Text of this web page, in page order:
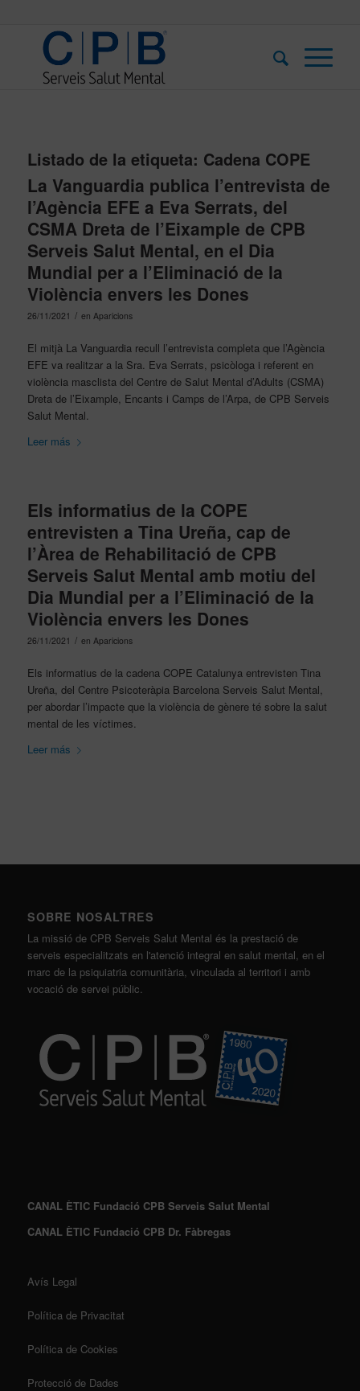
Listado de la etiqueta: Cadena COPE
La Vanguardia publica l’entrevista de
l’Agència EFE a Eva Serrats, del
CSMA Dreta de l’Eixample de CPB
Serveis Salut Mental, en el Dia
Mundial per a l’Eliminació de la
Violència envers les Dones
26/11/2021 / en Aparicions
El mitjà La Vanguardia recull l’entrevista completa que l’Agència
EFE va realitzar a la Sra. Eva Serrats, psicòloga i referent en
violència masclista del Centre de Salut Mental d’Adults (CSMA)
Dreta de l’Eixample, Encants i Camps de l’Arpa, de CPB Serveis
Salut Mental.
Leer más
Els informatius de la COPE
entrevisten a Tina Ureña, cap de
l’Àrea de Rehabilitació de CPB
Serveis Salut Mental amb motiu del
Dia Mundial per a l’Eliminació de la
Violència envers les Dones
26/11/2021 / en Aparicions
Els informatius de la cadena COPE Catalunya entrevisten Tina
Ureña, del Centre Psicoteràpia Barcelona Serveis Salut Mental,
per abordar l’impacte que la violència de gènere té sobre la salut
mental de les víctimes.
Leer más
SOBRE NOSALTRES
La missió de CPB Serveis Salut Mental és la prestació de
serveis especialitzats en l'atenció integral en salut mental, en el
marc de la psiquiatria comunitària, vinculada al territori i amb
vocació de servei públic.
CANAL ÈTIC Fundació CPB Serveis Salut Mental
CANAL ÈTIC Fundació CPB Dr. Fàbregas
Avís Legal
Política de Privacitat
Política de Cookies
Protecció de Dades